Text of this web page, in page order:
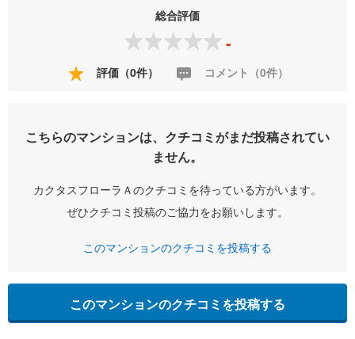
総合評価
-
評価（0件） コメント（0件）
こちらのマンションは、クチコミがまだ投稿されてい
ません。
カクタスフローラＡのクチコミを待っている方がいます。
ぜひクチコミ投稿のご協力をお願いします。
このマンションのクチコミを投稿する
このマンションのクチコミを投稿する